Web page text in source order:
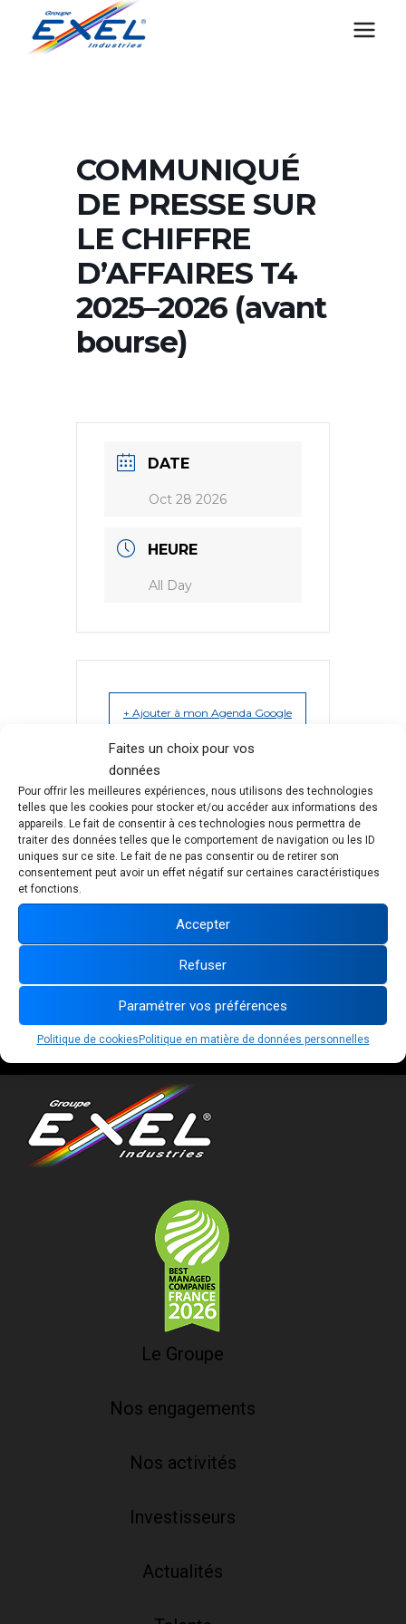
Faites un choix pour vos
données
Pour offrir les meilleures expériences, nous utilisons des technologies
telles que les cookies pour stocker et/ou accéder aux informations des
appareils. Le fait de consentir à ces technologies nous permettra de
traiter des données telles que le comportement de navigation ou les ID
uniques sur ce site. Le fait de ne pas consentir ou de retirer son
consentement peut avoir un effet négatif sur certaines caractéristiques
et fonctions.
Accepter
Refuser
Paramétrer vos préférences
Politique de cookies Politique en matière de données personnelles
contenu
COMMUNIQUÉ
DE PRESSE SUR
LE CHIFFRE
D’AFFAIRES T4
2025–2026 (avant
bourse)
DATE
Oct 28 2026
HEURE
All Day
+ Ajouter à mon Agenda Google
PARTAGEZ CET
ÉVÉNEMENT
Suivez-nous :
Le Groupe
Nos engagements
Nos activités
Investisseurs
Actualités